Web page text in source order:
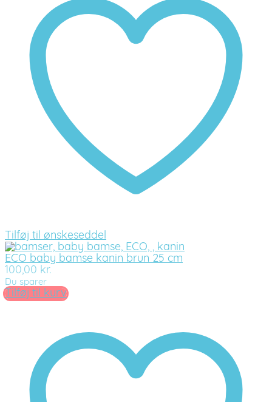
Tilføj til ønskeseddel
ECO baby bamse kanin brun 25 cm
100,00 kr.
Du sparer
Tilføj til kurv